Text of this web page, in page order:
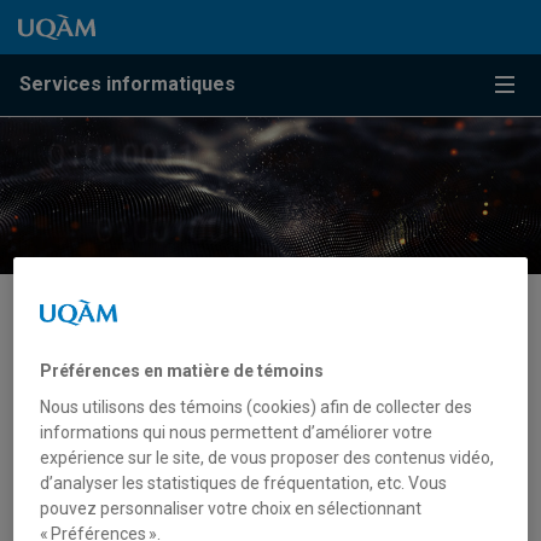
Passer au contenu
Accéder au menu principal
Accéder à la recherche
Passer au contenu
Accéder au menu principal
Services informatiques
Préférences en matière de témoins
Nous utilisons des témoins (cookies) afin de collecter des
informations qui nous permettent d’améliorer votre
expérience sur le site, de vous proposer des contenus vidéo,
d’analyser les statistiques de fréquentation, etc. Vous
pouvez personnaliser votre choix en sélectionnant
« Préférences ».